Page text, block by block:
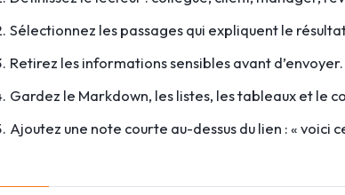
Sélectionnez les passages qui expliquent le
Retirez les informations sensibles avant d’envoyer.
Gardez le Markdown, les listes, les tableaux et le
Ajoutez une note courte au-dessus du lien : « voici